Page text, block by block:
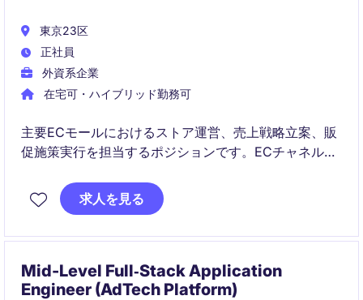
東京23区
正社員
外資系企業
在宅可・ハイブリッド勤務可
主要ECモールにおけるストア運営、売上戦略立案、販
促施策実行を担当するポジションです。ECチャネルの
横断的にリードしていただきます。
求人を見る
Mid-Level Full‑Stack Application
Engineer (AdTech Platform)